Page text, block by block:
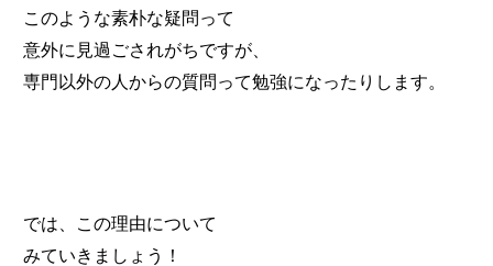
このような素朴な疑問って
意外に見過ごされがちですが、
専門以外の人からの質問って勉強になったりします。
では、この理由について
みていきましょう！